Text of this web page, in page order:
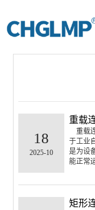
18
2025-10
重载
于工业
是为设
能正常
矩形